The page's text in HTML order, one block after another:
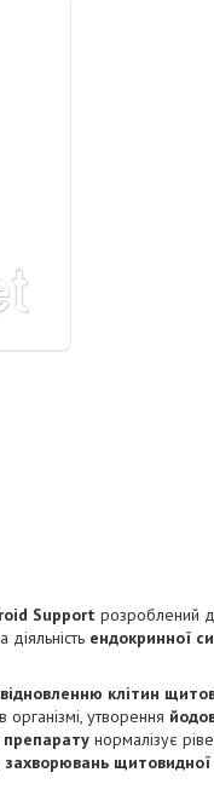
Support розроблений
ендокринної
клітин
в організмі, утворення
нормалізує
щитовидної